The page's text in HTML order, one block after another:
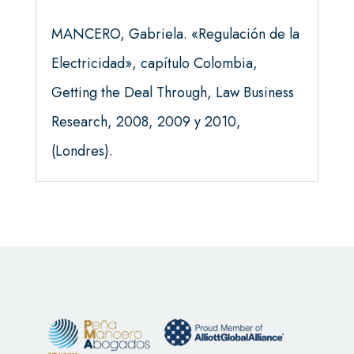
MANCERO, Gabriela. «Regulación de la
Electricidad», capítulo Colombia,
Getting the Deal Through, Law Business
Research, 2008, 2009 y 2010,
(Londres).